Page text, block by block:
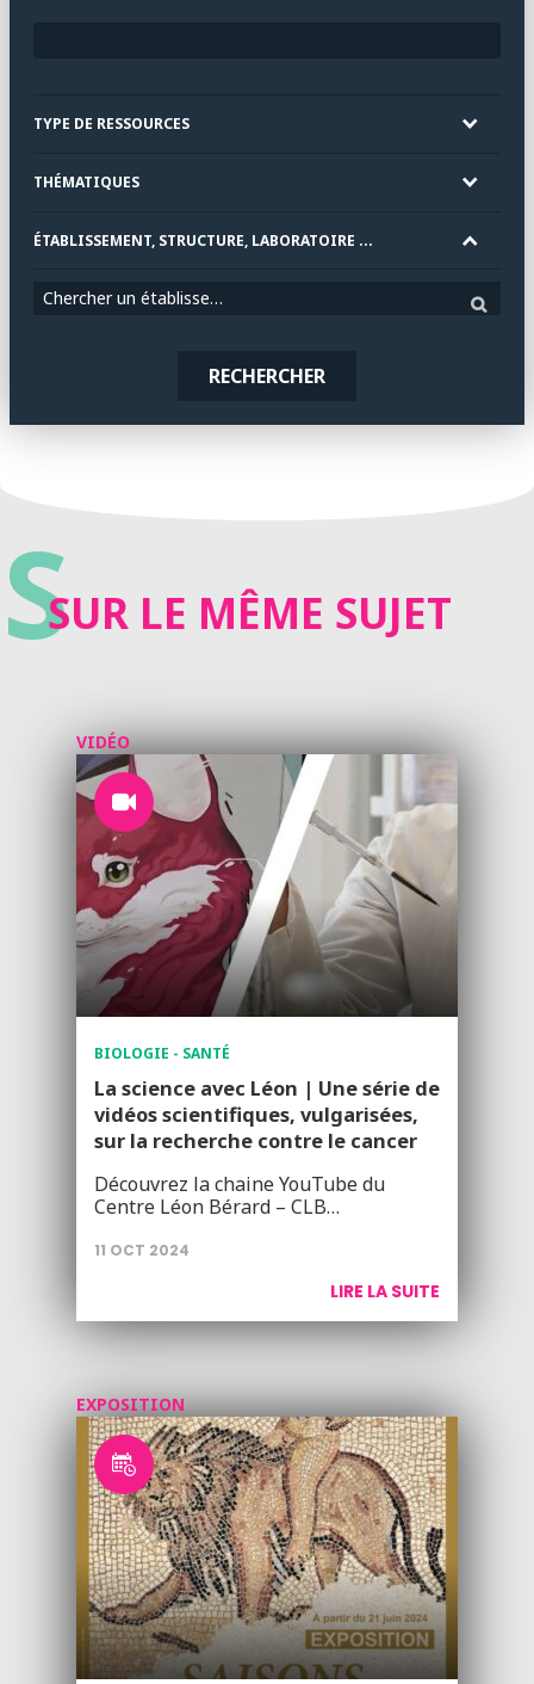
TYPE DE RESSOURCES
THÉMATIQUES
ÉTABLISSEMENT, STRUCTURE, LABORATOIRE ...
Chercher un établissement
RECHERCHER
SSUR LE MÊME SUJET
VIDÉO
BIOLOGIE - SANTÉ
La science avec Léon | Une série de
vidéos scientifiques, vulgarisées,
sur la recherche contre le cancer
Découvrez la chaine YouTube du
Centre Léon Bérard – CLB…
11 OCT 2024
LIRE LA SUITE
EXPOSITION